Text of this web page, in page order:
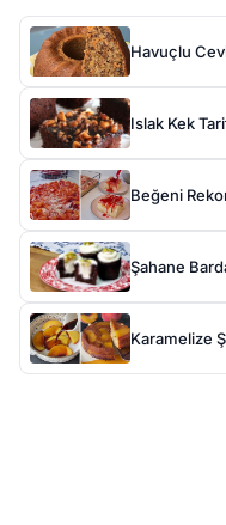
Havuçlu
Islak Kek
Beğeni
Şahane
Karamelize